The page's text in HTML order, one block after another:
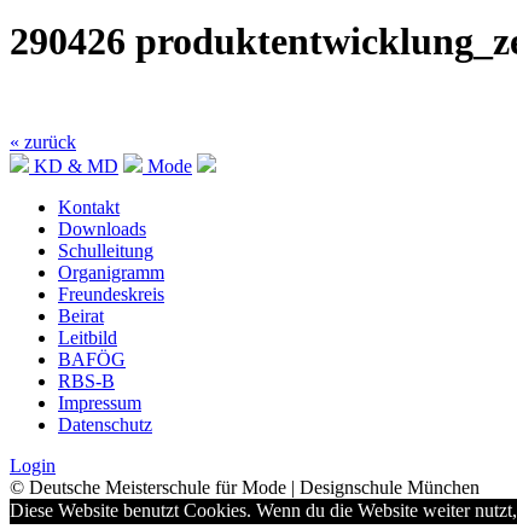
290426
« zurück
KD & MD
Mode
Kontakt
Downloads
Schulleitung
Organigramm
Freundeskreis
Beirat
Leitbild
BAFÖG
RBS-B
Impressum
Datenschutz
Login
© Deutsche Meisterschule für Mode | Designschule München
Diese Website benutzt Cookies. Wenn du die Website weiter